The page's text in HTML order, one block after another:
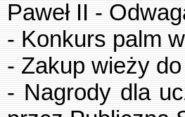
Paweł II -
- Konkurs palm
- Zakup wieży
- Nagrody dla